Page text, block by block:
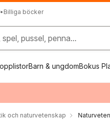
• Billiga böcker
pussel, penna...
Barn & ungdomBokus
och naturvetenskap